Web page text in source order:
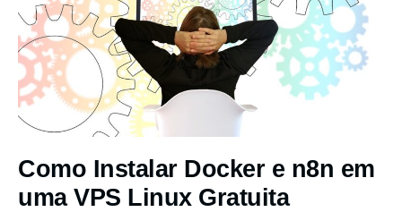
Como Instalar Docker e n8n em
uma VPS Linux Gratuita